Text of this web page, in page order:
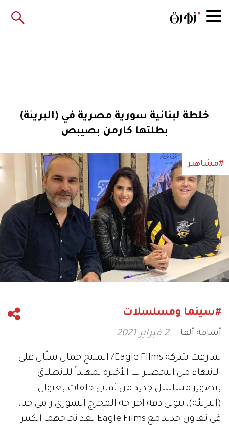
خلطة لبنانية سورية مصرية في (البريئة)
بطلتها كارمن بصيبص
#مشاهير
#سينما ومسلسلات
أسامة ألفا 2 فبراير 2021
شارفت شركة Eagle Films/ المنتج جمال سنّان على
الانتهاء من التحضيرات الأخيرة تمهيداً للانطلاق
بتصوير مسلسل جديد من ثماني حلقات بعنوان
(البريئة)، يتولى دفة إخراجه المخرج السوري رامي حنا،
في تعاون جديد مع Eagle Films بعد نجاحهما الكبير